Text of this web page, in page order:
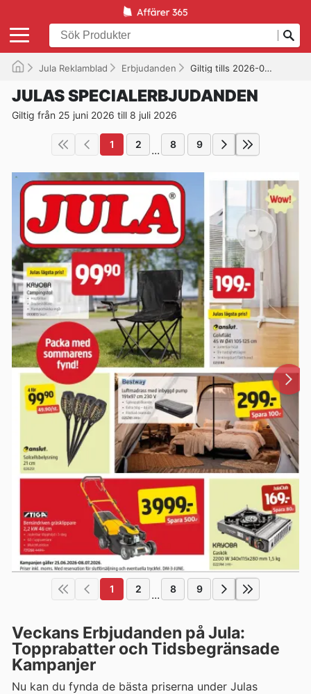
Jula Reklamblad Erbjudanden Giltig tills 2026-07-08
JULAS SPECIALERBJUDANDEN
Giltig från 25 juni 2026 till 8 juli 2026
1 2 ... 8 9
1 2 ... 8 9
Veckans Erbjudanden på Jula:
Topprabatter och Tidsbegränsade
Kampanjer
Nu kan du fynda de bästa priserna under Julas